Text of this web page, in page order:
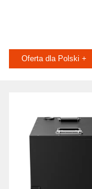
Oferta dla Polski +